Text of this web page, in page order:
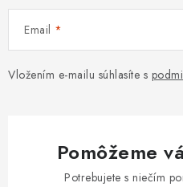
Email
Vložením e-mailu súhlasíte s
Pomôžeme
Potrebujete s niečím